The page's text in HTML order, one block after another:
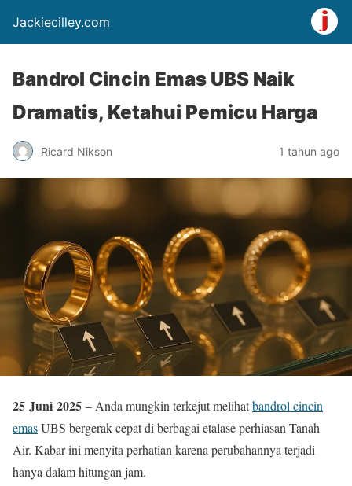
Jackiecilley.com
Bandrol Cincin Emas UBS Naik
Dramatis, Ketahui Pemicu Harga
Ricard Nikson 1 tahun ago
25 Juni 2025 – Anda mungkin terkejut melihatbandrol cincin
emasUBS bergerak cepat di berbagai etalase perhiasan Tanah
Air. Kabar ini menyita perhatian karena perubahannya terjadi
hanya dalam hitungan jam.